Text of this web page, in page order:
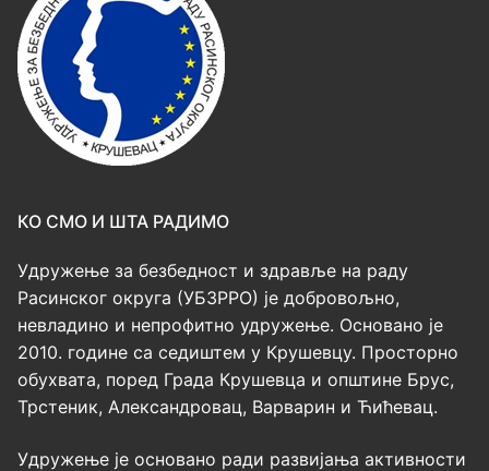
КО СМО И ШТА РАДИМО
Удружење за безбедност и здравље на раду
Расинског округа (УБЗРРО) је добровољно,
невладино и непрофитно удружење. Основано је
2010. године са седиштем у Крушевцу. Просторно
обухвата, поред Града Крушевца и општине Брус,
Трстеник, Александровац, Варварин и Ћићевац.
Удружење је основано ради развијања активности